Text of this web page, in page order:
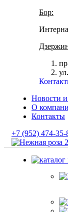
Бор:
Новости
О
Контакты
+7 (952) 474-35-